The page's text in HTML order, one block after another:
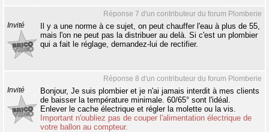
Réponse 7 d'un contributeur du forum Plomberie
Invité
Il y a une norme à ce sujet, on peut chauffer l'eau à plus de 55,
mais l'on ne peut pas la distribuer au delà. Si c'est un plombier
qui a fait le réglage, demandez-lui de rectifier.
Réponse 8 d'un contributeur du forum Plomberie
Invité
Bonjour, Je suis plombier et je n'ai jamais interdit à mes clients
de baisser la température minimale. 60/65° sont l'idéal.
Enlever le cache électrique et régler la molette ou la vis.
Important n'oubliez pas de couper l'alimentation électrique de
votre ballon au compteur.